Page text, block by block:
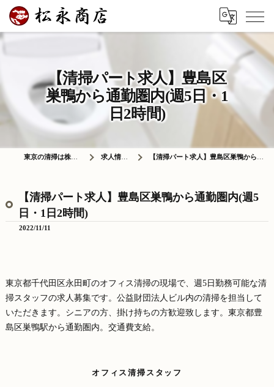
【清掃パート求人】豊島区
巣鴨から通勤圏内(週5日・1
日2時間)
東京の清掃は株式会社松永商店 求人情報ブログ 【清掃パート求人】豊島区巣鴨から通勤圏内(週5日・1日2時間)
【清掃パート求人】豊島区巣鴨から通勤圏内(週5
日・1日2時間)
2022/11/11
東京都千代田区永田町のオフィス清掃の現場で、週5日勤務可能な清
掃スタッフの求人募集です。公益財団法人ビル内の清掃を担当して
いただきます。シニアの方、掛け持ちの方歓迎致します。東京都豊
島区巣鴨駅から通勤圏内。交通費支給。
オフィス清掃スタッフ